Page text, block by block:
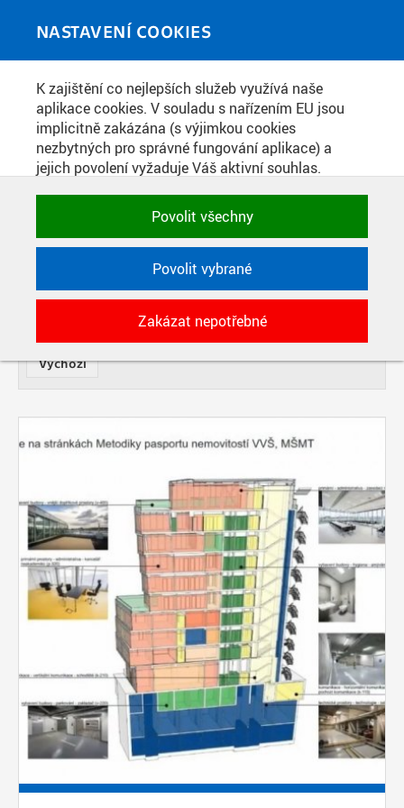
NASTAVENÍ COOKIES
K zajištění co nejlepších služeb využívá naše
aplikace cookies. V souladu s nařízením EU jsou
implicitně zakázána (s výjimkou cookies
nezbytných pro správné fungování aplikace) a
jejich povolení vyžaduje Váš aktivní souhlas.
zakázat, případně vybrat a povolit cookies podle
kategorie. Svoje rozhodnutí můžete samozřejmě
kdykoli změnit.
POTŘEBNÉ
Technické cookies využívané aplikacemi
ČVUT pro uchování jejich nastavení,
vlastností a identifikátorů relace. Jsou
nezbytné pro správné fungování a jsou
Slouží pro získávání anonymizovaných
statistických údajů, které nám pomáhají
vylepšovat naše aplikace. Zpravidla jde o
cookies systémů třetích stran, které k
těmto účelům využíváme.
MARKETINGOVÉ
Využívané za účelem zobrazení
správných nabídek a cílení obsahu podle
Vašich preferencí. Zpravidla jde o
cookies systémů třetích stran, které nám
s analýzou uživatelského chování
pomáhají.
Povolit všechny
Povolit vybrané
Zakázat nepotřebné
MEDIATÉKA
VIDEOPŘÍSPĚVKY
NÁZEV
SOUČÁST POČET
Pages